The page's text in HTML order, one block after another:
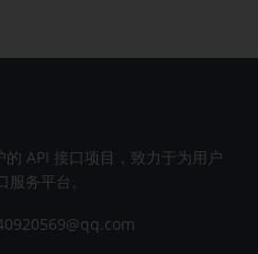
的 API 接口项目，致力于为用户
务平台。